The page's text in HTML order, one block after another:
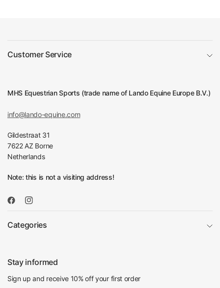
Customer Service
MHS Equestrian Sports (trade name of Lando Equine Europe B.V.)
info@lando-equine.com
Gildestraat 31
7622 AZ Borne
Netherlands
Note: this is not a visiting address!
Categories
Stay informed
Sign up and receive 10% off your first order